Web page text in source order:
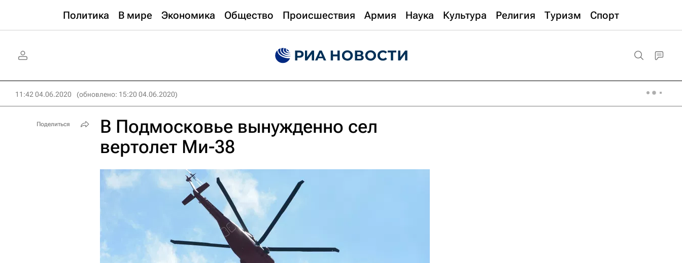
Политика В мире Экономика Общество Происшествия Армия Наука Культура Религия Туризм Спорт
11:42 04.06.2020 (обновлено: 15:20 04.06.2020)
В Подмосковье вынужденно сел
вертолет Ми-38
Поделиться